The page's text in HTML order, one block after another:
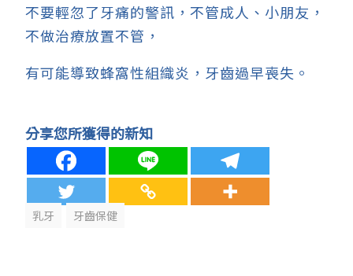
不要輕忽了牙痛的警訊，不管成人、小朋友，
不做治療放置不管，
有可能導致蜂窩性組織炎，牙齒過早喪失。
分享您所獲得的新知
乳牙 牙齒保健